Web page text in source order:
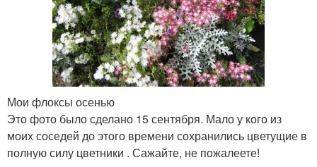
Мои флоксы осенью
Это фото было сделано 15 сентября. Мало у кого из
моих соседей до этого времени сохранились цветущие в
полную силу цветники . Сажайте, не пожалеете!